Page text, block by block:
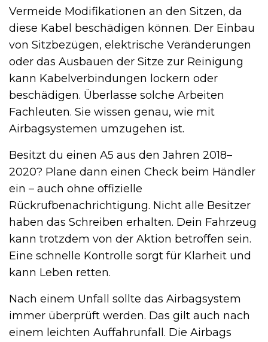
Vermeide Modifikationen an den Sitzen, da
diese Kabel beschädigen können. Der Einbau
von Sitzbezügen, elektrische Veränderungen
oder das Ausbauen der Sitze zur Reinigung
kann Kabelverbindungen lockern oder
beschädigen. Überlasse solche Arbeiten
Fachleuten. Sie wissen genau, wie mit
Airbagsystemen umzugehen ist.
Besitzt du einen A5 aus den Jahren 2018–
2020? Plane dann einen Check beim Händler
ein – auch ohne offizielle
Rückrufbenachrichtigung. Nicht alle Besitzer
haben das Schreiben erhalten. Dein Fahrzeug
kann trotzdem von der Aktion betroffen sein.
Eine schnelle Kontrolle sorgt für Klarheit und
kann Leben retten.
Nach einem Unfall sollte das Airbagsystem
immer überprüft werden. Das gilt auch nach
einem leichten Auffahrunfall. Die Airbags